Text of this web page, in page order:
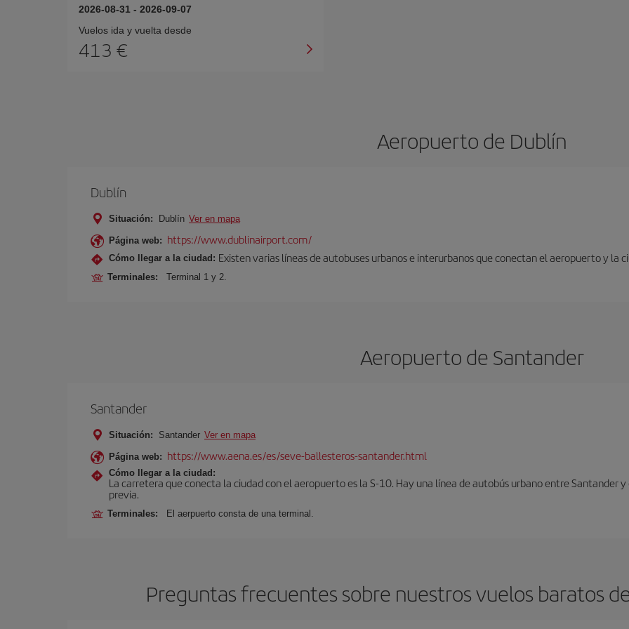
2026-08-31 - 2026-09-07
Vuelos ida y vuelta desde
413 €
Aeropuerto de Dublín
Dublín
Situación: Dublín Ver en mapa
Página web: https://www.dublinairport.com/
Cómo llegar a la ciudad: Existen varias líneas de autobuses urbanos e interurbanos que conectan el aeropuerto y la
Terminales: Terminal 1 y 2.
Aeropuerto de Santander
Santander
Situación: Santander Ver en mapa
Página web: https://www.aena.es/es/seve-ballesteros-santander.html
Cómo llegar a la ciudad:
La carretera que conecta la ciudad con el aeropuerto es la S-10. Hay una línea de autobús urbano entre Santander
previa.
Terminales: El aerpuerto consta de una terminal.
Preguntas frecuentes sobre nuestros vuelos baratos